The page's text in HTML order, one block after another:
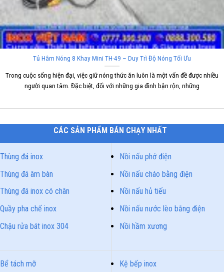
Tủ Hâm Nóng 8 Khay Mini TH-49 – Duy Trì Độ Nóng Tối Ưu
Trong cuộc sống hiện đại, việc giữ nóng thức ăn luôn là một vấn đề được nhiều
người quan tâm. Đặc biệt, đối với những gia đình bận rộn, những
CÁC SẢN PHẨM BÁN CHẠY NHẤT
Thùng đá inox
Thùng đá âm bàn
Thùng đá inox có chân
Quầy pha chế inox
Chậu rửa bát inox 304
Nồi nấu phở điện
Nồi nấu cháo bằng điện
Nồi nấu hủ tiếu
Nồi nấu nước lèo bằng điện
Nồi hầm xương
Bể tách mỡ
Kệ bếp inox